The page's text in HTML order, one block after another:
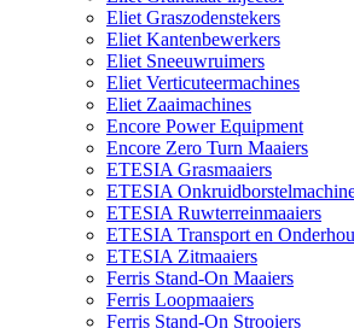
Eliet Graszodenstekers
Eliet Kantenbewerkers
Eliet Sneeuwruimers
Eliet Verticuteermachines
Eliet Zaaimachines
Encore Power Equipment
Encore Zero Turn Maaiers
ETESIA Grasmaaiers
ETESIA
ETESIA Ruwterreinmaaiers
ETESIA Transport en
ETESIA Zitmaaiers
Ferris Stand-On Maaiers
Ferris Loopmaaiers
Ferris Stand-On Strooiers